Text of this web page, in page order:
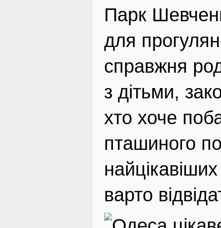
Парк
для
справжня
з дітьми,
хто хоче
пташиного
варто